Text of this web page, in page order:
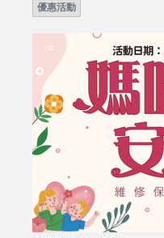
優惠活動